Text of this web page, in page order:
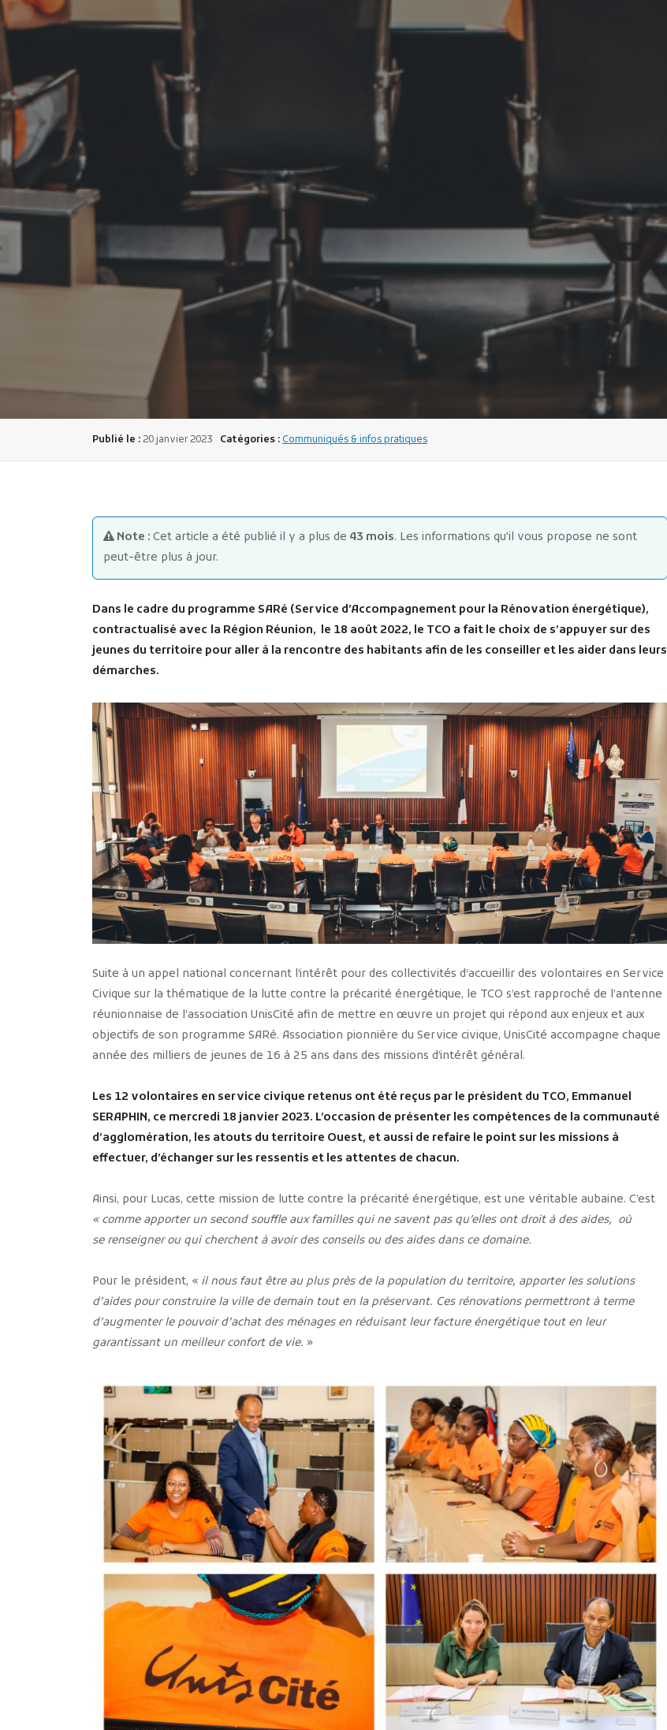
Publié le : 20 janvier 2023 Catégories :Communiqués & infos pratiques
Note : Cet article a été publié il y a plus de 43 mois. Les informations qu'il vous propose ne sont
peut-être plus à jour.
Dans le cadre du programme SARé (Service d’Accompagnement pour la Rénovation énergétique),
contractualisé avec la Région Réunion, le 18 août 2022, le TCO a fait le choix de s’appuyer sur des
jeunes du territoire pour aller à la rencontre des habitants afin de les conseiller et les aider dans leurs
démarches.
Suite à un appel national concernant l’intérêt pour des collectivités d’accueillir des volontaires en Service
Civique sur la thématique de la lutte contre la précarité énergétique, le TCO s’est rapproché de l’antenne
réunionnaise de l’association UnisCité afin de mettre en œuvre un projet qui répond aux enjeux et aux
objectifs de son programme SARé. Association pionnière du Service civique, UnisCité accompagne chaque
année des milliers de jeunes de 16 à 25 ans dans des missions d’intérêt général.
Les 12 volontaires en service civique retenus ont été reçus par le président du TCO, Emmanuel
SERAPHIN, ce mercredi 18 janvier 2023. L’occasion de présenter les compétences de la communauté
d’agglomération, les atouts du territoire Ouest, et aussi de refaire le point sur les missions à
effectuer, d’échanger sur les ressentis et les attentes de chacun.
Ainsi, pour Lucas, cette mission de lutte contre la précarité énergétique, est une véritable aubaine. C’est
« comme apporterun second souffle aux familles qui ne savent pas qu’elles ont droit à des aides, où
se renseignerou qui cherchent à avoir des conseils ou des aides dans ce domaine.
Pour le président, « il nous faut être au plus près de la population du territoire, apporter les solutions
d’aides pour construire la ville de demain tout en la préservant. Ces rénovations permettront à terme
d’augmenter le pouvoir d’achat des ménages en réduisant leur facture énergétique tout en leur
garantissant un meilleur confort de vie. »